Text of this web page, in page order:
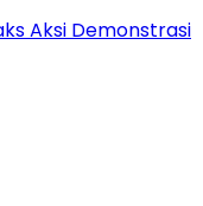
Aksi Demonstrasi